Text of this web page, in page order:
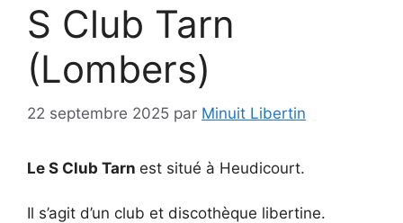
S Club Tarn
(Lombers)
22 septembre 2025 par Minuit Libertin
Le S Club Tarn est situé à Heudicourt.
Il s’agit d’un club et discothèque libertine.